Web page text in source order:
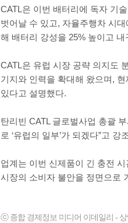
CATL은 이번 배터리에 독자 기
벗어날 수 있고, 자율주행차 시
해 배터리 강성을 25% 높이고
CATL은 유럽 시장 공략 의지도
기지와 인력을 확대해 왔으며,
있다고 설명했다.
탄리빈 CATL 글로벌사업 총괄
로 ‘유럽의 일부’가 되겠다”고 강
업계는 이번 신제품이 긴 충전
시장의 소비자 불안을 정면으로
ⓒ 종합 경제정보 미디어 이데일리 -